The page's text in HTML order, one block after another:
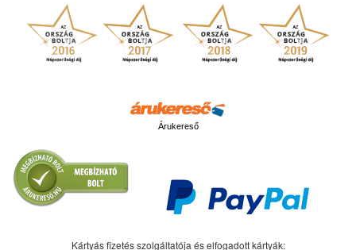
Árukereső
Kártyás fizetés szolgáltatója és elfogadott kártyák: